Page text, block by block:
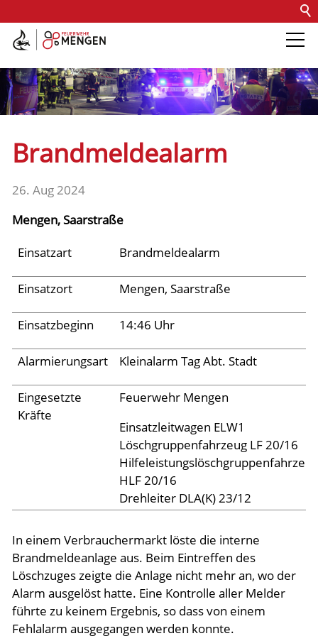
Kontakt Impressum
Barrierefreiheit
Die Feuerwehr
Fachdienste
Fahrzeuge
Einsätze
Archiv 2025
Archiv 2024
Archiv 2023
Archiv 2022
Archiv 2021
Archiv 2016
Archiv 2015
Jugend
Brandmeldealarm
26. Aug 2024
Mengen, Saarstraße
Einsatzart
Brandmeldealarm
Einsatzort Mengen, Saarstraße
Einsatzbeginn 14:46 Uhr
Alarmierungsart Kleinalarm Tag Abt. Stadt
Eingesetzte
Kräfte
Feuerwehr Mengen
Einsatzleitwagen ELW1
Löschgruppenfahrzeug LF 20/16
Hilfeleistungslöschgruppenfahrzeug
HLF 20/16
Drehleiter DLA(K) 23/12
In einem Verbrauchermarkt löste die interne
Brandmeldeanlage aus. Beim Eintreffen des
Löschzuges zeigte die Anlage nicht mehr an, wo der
Alarm ausgelöst hatte. Eine Kontrolle aller Melder
führte zu keinem Ergebnis, so dass von einem
Fehlalarm ausgegangen werden konnte.